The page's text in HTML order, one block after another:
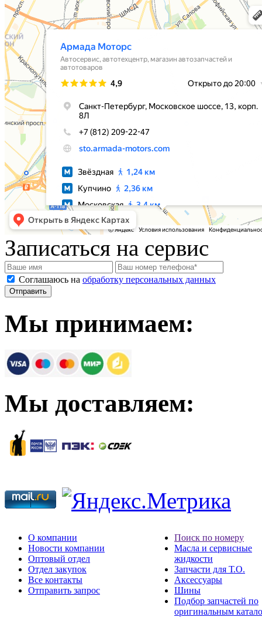
Записаться на сервис
Соглашаюсь на обработку персональных данных
Мы принимаем:
Мы доставляем:
О компании
Новости компании
Оптовый отдел
Отдел закупок
Все контакты
Отправить запрос
Поиск по номеру
Масла и сервисные
жидкости
Запчасти для Т.О.
Аксессуары
Шины
Подбор запчастей по
оригинальным